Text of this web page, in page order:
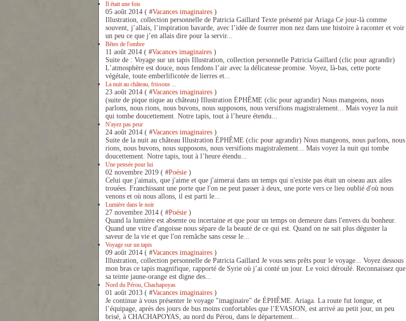
Il était une fois
05 août 2014 ( #Vacances imaginaires )
Illustration, collection personnelle de Patricia Gaillard Texte présenté par Ariaga Ce jour-là comme
souvent, j’allais, l’inspiration bavarde, avec l’idée de fourrer mon nez dans une histoire à raconter et voir
un peu ce que j’en allais dire pour la servir...
Bêtes de l'ombre
11 août 2014 ( #Vacances imaginaires )
Suite de : Voyage sur un tapis Illustration, collection personnelle Patricia Gaillard (clic pour agrandir)
L’atmosphère est douce, nous fendons l’air avec la délicatesse promise. Voyez, là-bas, cette porte
végétale, toute emberlificotée de lierres et...
La nuit au château, frissons ...
23 août 2014 ( #Vacances imaginaires )
(suite de pique nique au château) Illustration ÉPHÊME (clic pour agrandir) Nous mangeons, nous
parlons, nous rions, nous buvons, nous supposons, nous versifions magistralement... Mais voyez la nuit
qui tombe doucettement. Notre tapis, tout à l’heure étendu...
N'ayez pas peur
24 août 2014 ( #Vacances imaginaires )
Suite de la nuit au château Illustration ÉPHÊME (clic pour agrandir) Nous mangeons, nous parlons, nous
rions, nous buvons, nous supposons, nous versifions magistralement... Mais voyez la nuit qui tombe
doucettement. Notre tapis, tout à l’heure étendu...
Une pensée pour lui
02 novembre 2019 ( #Poésie )
Celui que j'aimais, que j'aime et que j'aimerai dans un temps qui n'existe pas était un oiseau aux ailes
trouées. Franchissant une porte que l'on ne peut passer à deux, une porte vers ce lieu oublié d'où nous
venons et où nous allons, il est parti le...
Lumière dans le noir
27 novembre 2014 ( #Poésie )
Quand la lumière est absente ou incertaine et que pour un temps on demeure dans l'envers du bonheur.
Quand une vitre d'angoisse nous sépare de la beauté de ce qui est. Quand on ne sait plus déguster la
saveur de la vie et que l'on remâche sans cesse le...
Voyage sur un tapis
09 août 2014 ( #Vacances imaginaires )
Illustration, collection personnelle de Patricia Gaillard Je vous sens prêts pour le voyage... Voyez dessous
mon bras ce tapis magnifique, rapporté de Syrie où j’ai conté un jour. Le voici déroulé. Reconnaissez que
sa teinte jaune-orange est digne des...
Nord du Pérou, Chachapoyas
01 août 2013 ( #Vacances imaginaires )
Je continue à vous présenter le voyage "imaginaire" de ÉPHÊME. Ariaga. La route fut longue, et
l’équipage, après des jours de bus moins confortables que l’EVASION, est arrivé au petit jour, un peu
brisé, à CHACHAPOYAS, au nord du Pérou, dans le département...